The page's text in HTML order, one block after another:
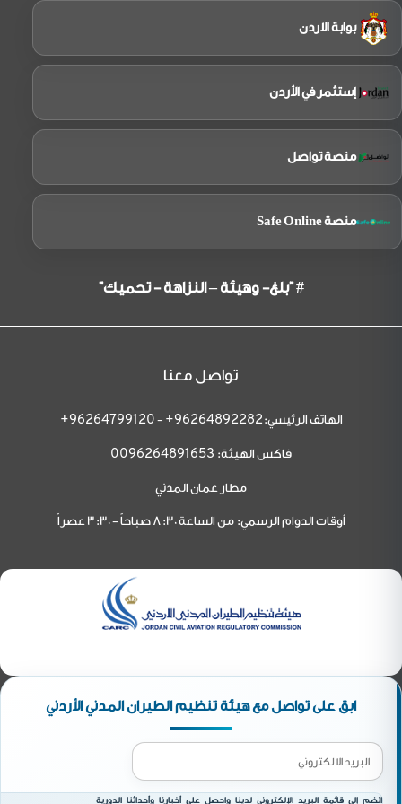
المتابعة المستمرة
هيئة تنظيم الطيران المدني ان هذا القرار التاريخي يبعث
برسالة لا لبس فيها "إن سلامة الطيران المدني الدولي
ولن يتردد مجلس منظمة الطيران المدني الدولي في
العالمي من أي تهديدات عسكرية متهورة".
بوابة الاردن
إستثمر في الأردن
منصة تواصل
منصة Safe Online
# "بلغ- وهيئة – النزاهة - تحميك"
تواصل معنا
الهاتف الرئيسي: 96264892282+
-
96264799120+
فاكس الهيئة: 0096264891653
مطار عمان المدني
أوقات الدوام الرسمي: من الساعة 8:30 صباحاً - 3:30 عصراً
ابق على تواصل مع هيئة تنظيم الطيران المدني الأردني
انضم إلى قائمة البريد الإلكتروني لدينا واحصل على أخبارنا وأحداثنا الدورية